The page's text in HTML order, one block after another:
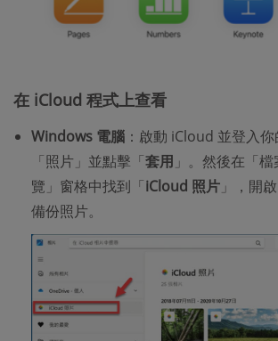
在 iCloud 程式上查看
Windows 電腦 ：啟動 iCloud 並登入
「照片」並點擊「套用 」。然後在「
覽」窗格中找到「iCloud 照片 」，開
備份照片。